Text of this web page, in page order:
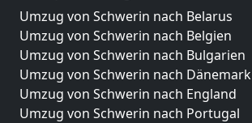
Umzug von Schwerin nach Belarus
Umzug von Schwerin nach Belgien
Umzug von Schwerin nach Bulgarien
Umzug von Schwerin nach Dänemark
Umzug von Schwerin nach England
Umzug von Schwerin nach Portugal